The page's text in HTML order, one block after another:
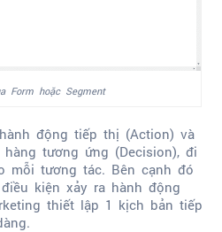
Form hoặc Segment
động tiếp thị (Action) và
tương ứng (Decision), đi
mỗi tương tác. Bên cạnh đó
kiện xảy ra hành động
thiết lập 1 kịch bản tiếp